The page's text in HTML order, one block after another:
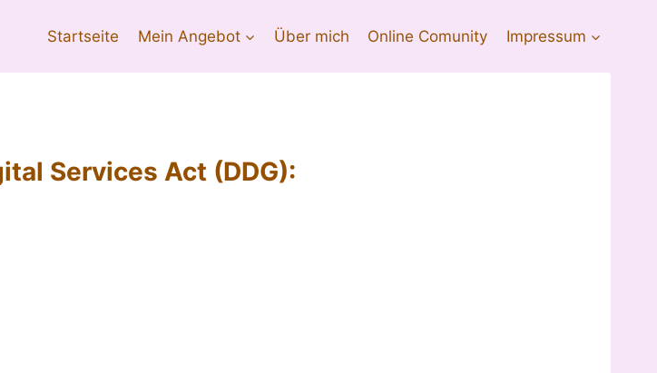
Startseite Mein Angebot Über mich Online Comunity Impressum
Services Act (DDG):